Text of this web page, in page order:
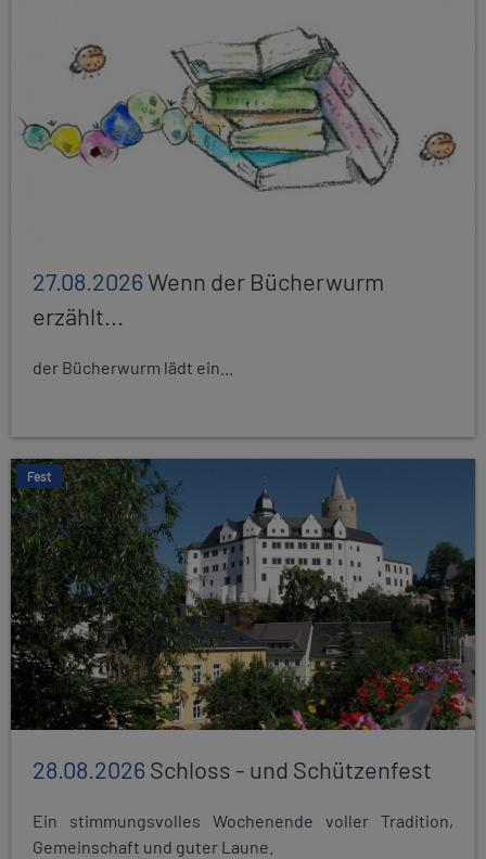
27.08.2026Wenn der Bücherwurm
erzählt...
der Bücherwurm lädt ein...
Fest
28.08.2026Schloss - und Schützenfest
Ein stimmungsvolles Wochenende voller Tradition,
Gemeinschaft und guter Laune.